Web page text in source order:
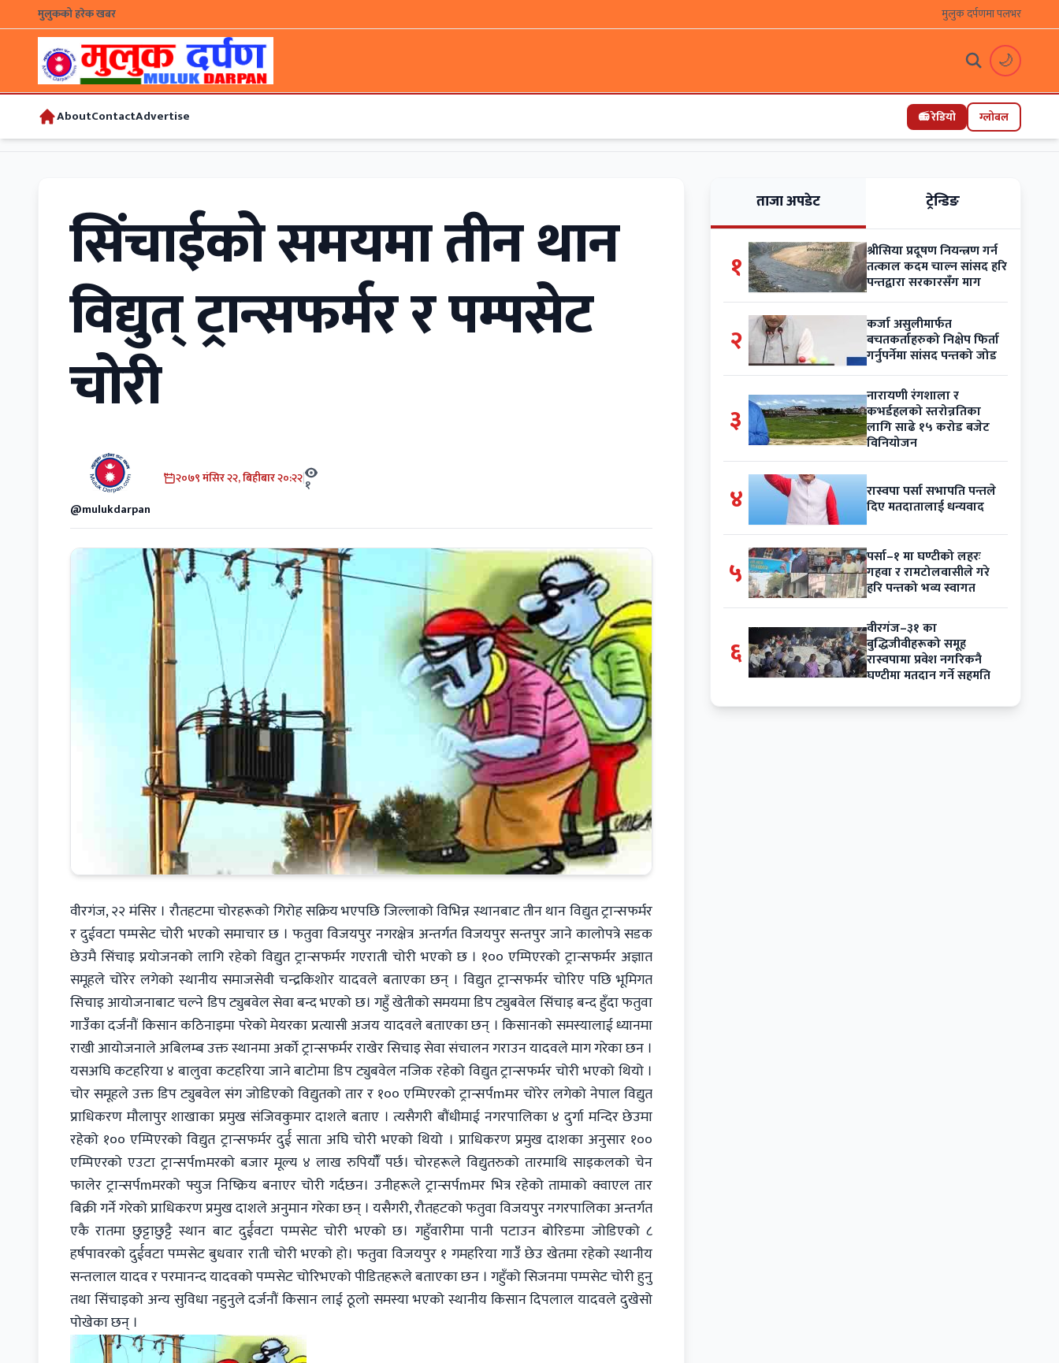
मुलुकको हरेक खबर मुलुक दर्पणमा पलभर
🌙
AboutContactAdvertise 📻 रेडियो ग्लोबल
सिंचाईको समयमा तीन थान
विद्युत् ट्रान्सफर्मर र पम्पसेट
चोरी
@mulukdarpan
२०७९ मंसिर २२, बिहीबार २०:२२|१
वीरगंज, २२ मंसिर । रौतहटमा चोरहरूको गिरोह सक्रिय भएपछि जिल्लाको विभिन्न स्थानबाट तीन थान विद्युत ट्रान्सफर्मर
र दुईवटा पम्पसेट चोरी भएको समाचार छ । फतुवा विजयपुर नगरक्षेत्र अन्तर्गत विजयपुर सन्तपुर जाने कालोपत्रे सडक
छेउमै सिंचाइ प्रयोजनको लागि रहेको विद्युत ट्रान्सफर्मर गएराती चोरी भएको छ । १०० एम्पिएरको ट्रान्सफर्मर अज्ञात
समूहले चोरेर लगेको स्थानीय समाजसेवी चन्द्रकिशोर यादवले बताएका छन् । विद्युत ट्रान्सफर्मर चोरिए पछि भूमिगत
सिचाइ आयोजनाबाट चल्ने डिप ट्युबवेल सेवा बन्द भएको छ। गहुँ खेतीको समयमा डिप ट्युबवेल सिंचाइ बन्द हुँदा फतुवा
गाउँँका दर्जनौं किसान कठिनाइमा परेको मेयरका प्रत्यासी अजय यादवले बताएका छन् । किसानको समस्यालाई ध्यानमा
राखी आयोजनाले अबिलम्ब उक्त स्थानमा अर्काे ट्रान्सफर्मर राखेर सिचाइ सेवा संचालन गराउन यादवले माग गरेका छन ।
यसअघि कटहरिया ४ बालुवा कटहरिया जाने बाटोमा डिप ट्युबवेल नजिक रहेको विद्युत ट्रान्सफर्मर चोरी भएको थियो ।
चोर समूहले उक्त डिप ट्युबवेल संग जोडिएको विद्युतको तार र १०० एम्पिएरको ट्रान्सर्पmमर चोरेर लगेको नेपाल विद्युत
प्राधिकरण मौलापुर शाखाका प्रमुख संजिवकुमार दाशले बताए । त्यसैगरी बौंधीमाई नगरपालिका ४ दुर्गा मन्दिर छेउमा
रहेको १०० एम्पिएरको विद्युत ट्रान्सफर्मर दुर्ई साता अघि चोरी भएको थियो । प्राधिकरण प्रमुख दाशका अनुसार १००
एम्पिएरको एउटा ट्रान्सर्पmमरको बजार मूल्य ४ लाख रुपियाँँ पर्छ। चोरहरूले विद्युतरुको तारमाथि साइकलको चेन
फालेर ट्रान्सर्पmमरको फ्युज निष्क्रिय बनाएर चोरी गर्दछन। उनीहरूले ट्रान्सर्पmमर भित्र रहेको तामाको क्वाएल तार
बिक्री गर्ने गरेको प्राधिकरण प्रमुख दाशले अनुमान गरेका छन् । यसैगरी, रौतहटको फतुवा विजयपुर नगरपालिका अन्तर्गत
एकै रातमा छुट्टाछुट्टै स्थान बाट दुर्ईवटा पम्पसेट चोरी भएको छ। गहुँवारीमा पानी पटाउन बोरिङमा जोडिएको ८
हर्षपावरको दुर्ईवटा पम्पसेट बुधवार राती चोरी भएको हो। फतुवा विजयपुर १ गमहरिया गाउँँ छेउ खेतमा रहेको स्थानीय
सन्तलाल यादव र परमानन्द यादवको पम्पसेट चोरिभएको पीडितहरूले बताएका छन । गहुँको सिजनमा पम्पसेट चोरी हुनु
तथा सिंचाइको अन्य सुविधा नहुनुले दर्जनौं किसान लाई ठूलो समस्या भएको स्थानीय किसान दिपलाल यादवले दुखेसो
पोखेका छन् ।
ताजा अपडेट ट्रेन्डिङ
१ श्रीसिया प्रदूषण नियन्त्रण गर्न
तत्काल कदम चाल्न सांसद हरि
पन्तद्वारा सरकारसँग माग
२ कर्जा असुलीमार्फत
बचतकर्ताहरुको निक्षेप फिर्ता
गर्नुपर्नेमा सांसद पन्तको जोड
३
नारायणी रंगशाला र
कभर्डहलको स्तरोन्नतिका
लागि साढे १५ करोड बजेट
विनियोजन
४ रास्वपा पर्सा सभापति पन्तले
दिए मतदातालाई धन्यवाद
५ पर्सा–१ मा घण्टीको लहरः
गहवा र रामटोलवासीले गरे
हरि पन्तको भव्य स्वागत
६
वीरगंज–३१ का
बुद्धिजीवीहरूको समूह
रास्वपामा प्रवेश नगरिकनै
घण्टीमा मतदान गर्ने सहमति